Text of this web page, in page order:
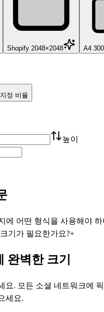
Shopify 2048×2048 A4
정 비율
높이
에 어떤 형식을 사용해야 하
기가 필요한가요?+
완벽한 크기
요. 모든 소셜 네트워크에
세요.